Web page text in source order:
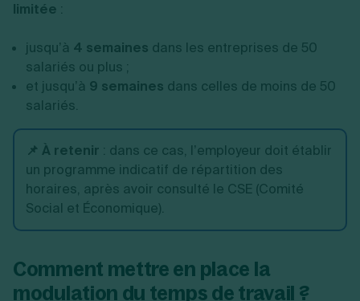
limitée :
jusqu’à 4 semaines dans les entreprises de 50
salariés ou plus ;
et jusqu’à 9 semaines dans celles de moins de 50
salariés.
📌 À retenir : dans ce cas, l’employeur doit établir
un programme indicatif de répartition des
horaires, après avoir consulté le CSE (Comité
Social et Économique).
Comment mettre en place la
modulation du temps de travail ?